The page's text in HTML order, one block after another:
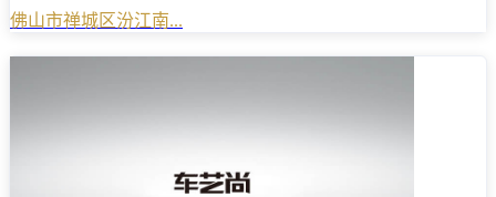
佛山市禅城区汾江南...